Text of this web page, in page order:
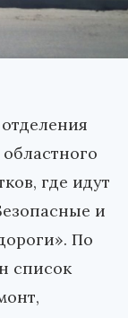
где идут
и
По
список